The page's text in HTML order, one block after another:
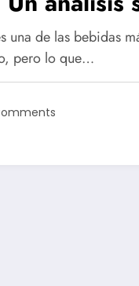
una de las bebidas
pero lo que…